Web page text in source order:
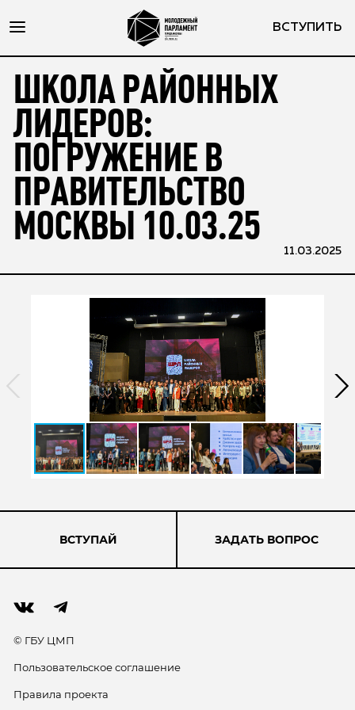
ВСТУПИТЬ
ШКОЛА РАЙОННЫХ
ЛИДЕРОВ:
ПОГРУЖЕНИЕ В
ПРАВИТЕЛЬСТВО
МОСКВЫ 10.03.25
11.03.2025
ВСТУПАЙ ЗАДАТЬ ВОПРОС
© ГБУ ЦМП
Пользовательское соглашение
Правила проекта